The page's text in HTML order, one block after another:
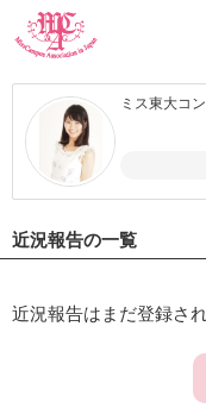
ミス東大コ
近況報告の一覧
近況報告はまだ登録さ